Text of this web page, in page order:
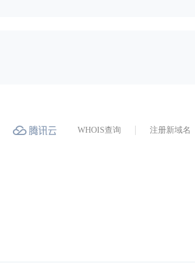
WHOIS查询 注册新域名